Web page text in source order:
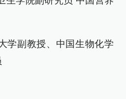
学副教授、中国生物化学